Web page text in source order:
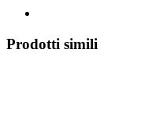
Prodotti simili